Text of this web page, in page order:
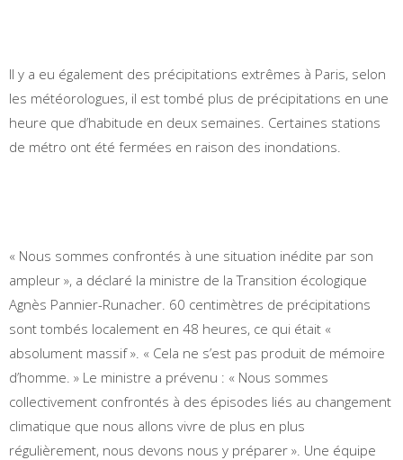
Il y a eu également des précipitations extrêmes à Paris, selon
les météorologues, il est tombé plus de précipitations en une
heure que d’habitude en deux semaines. Certaines stations
de métro ont été fermées en raison des inondations.
« Nous sommes confrontés à une situation inédite par son
ampleur », a déclaré la ministre de la Transition écologique
Agnès Pannier-Runacher. 60 centimètres de précipitations
sont tombés localement en 48 heures, ce qui était «
absolument massif ». « Cela ne s’est pas produit de mémoire
d’homme. » Le ministre a prévenu : « Nous sommes
collectivement confrontés à des épisodes liés au changement
climatique que nous allons vivre de plus en plus
régulièrement, nous devons nous y préparer ». Une équipe